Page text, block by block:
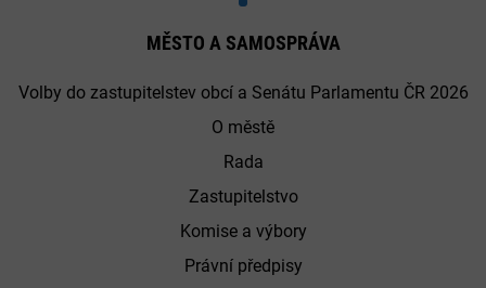
MĚSTO A SAMOSPRÁVA
Volby do zastupitelstev obcí a Senátu Parlamentu ČR 2026
O městě
Rada
Zastupitelstvo
Komise a výbory
Právní předpisy